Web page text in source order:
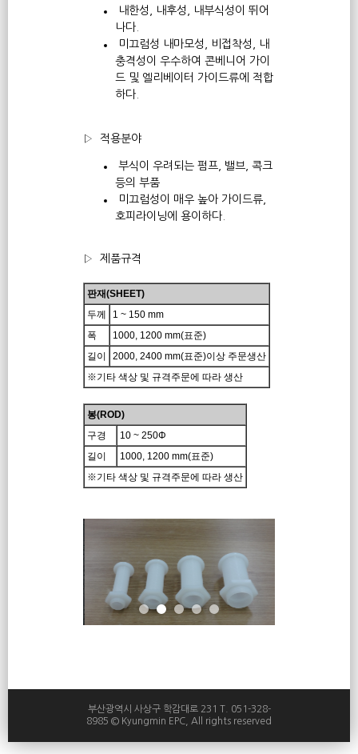
내한성, 내후성, 내부식성이 뛰어
나다.
미끄럼성 내마모성, 비접착성, 내
충격성이 우수하여 콘베니어 가이
드 및 엘리베이터 가이드류에 적합
하다.
▷ 적용분야
부식이 우려되는 펌프, 밸브, 콕크
등의 부품
미끄럼성이 매우 높아 가이드류,
호피라이닝에 용이하다.
▷ 제품규격
판재(SHEET)
두께
1 ~ 150 mm
폭
1000, 1200 mm(표준)
길이
2000, 2400 mm(표준)이상 주문생산
※기타 색상 및 규격주문에 따라 생산
봉(ROD)
구경
10 ~ 250Φ
길이
1000, 1200 mm(표준)
※기타 색상 및 규격주문에 따라 생산
부산광역시 사상구 학감대로 231 T. 051-328-
8985 © Kyungmin EPC, All rights reserved